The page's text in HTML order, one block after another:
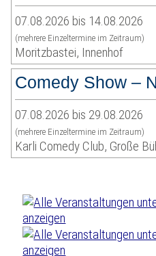
07.08.2026 bis 14.08.2026
(mehrere Einzeltermine im Zeitraum)
Moritzbastei, Innenhof
Comedy Show –
07.08.2026 bis 29.08.2026
(mehrere Einzeltermine im Zeitraum)
Karli Comedy Club, Große